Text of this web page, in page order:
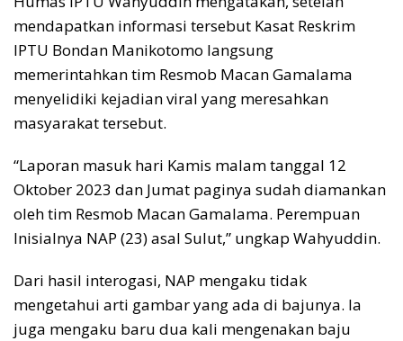
mendapatkan informasi tersebut Kasat Reskrim
IPTU Bondan Manikotomo langsung
memerintahkan tim Resmob Macan Gamalama
menyelidiki kejadian viral yang meresahkan
masyarakat tersebut.
“Laporan masuk hari Kamis malam tanggal 12
Oktober 2023 dan Jumat paginya sudah diamankan
oleh tim Resmob Macan Gamalama. Perempuan
Inisialnya NAP (23) asal Sulut,” ungkap Wahyuddin.
Dari hasil interogasi, NAP mengaku tidak
mengetahui arti gambar yang ada di bajunya. Ia
juga mengaku baru dua kali mengenakan baju